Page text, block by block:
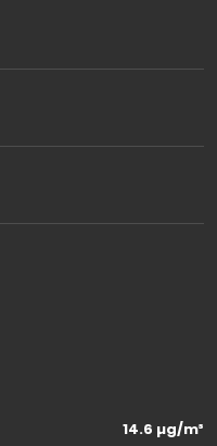
14.6 µg/m³